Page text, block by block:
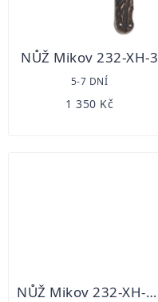
NŮŽ Mikov 232-XH-3
5-7 DNÍ
1 350 Kč
NŮŽ Mikov 232-XH-4V